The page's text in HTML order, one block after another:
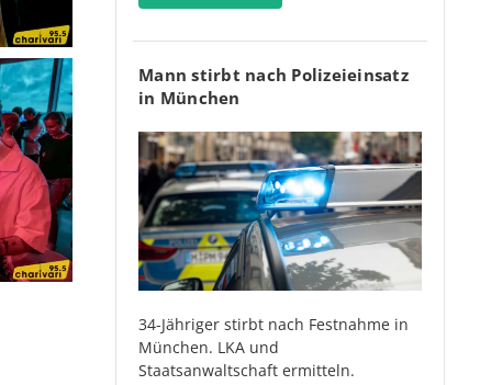
Mann stirbt nach Polizeieinsatz
in München
34-Jähriger stirbt nach Festnahme in
München. LKA und
Staatsanwaltschaft ermitteln.